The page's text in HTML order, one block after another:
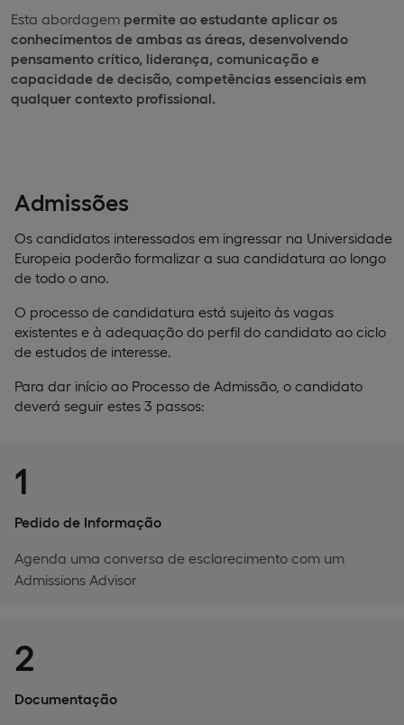
Esta abordagem permite ao estudante aplicar os
conhecimentos de ambas as áreas, desenvolvendo
pensamento crítico, liderança, comunicação e
capacidade de decisão, competências essenciais em
qualquer contexto profissional.
Admissões
Os candidatos interessados em ingressar na Universidade
Europeia poderão formalizar a sua candidatura ao longo
de todo o ano.
O processo de candidatura está sujeito às vagas
existentes e à adequação do perfil do candidato ao ciclo
de estudos de interesse.
Para dar início ao Processo de Admissão, o candidato
deverá seguir estes 3 passos:
1
Pedido de Informação
Agenda uma conversa de esclarecimento com um
Admissions Advisor
2
Documentação